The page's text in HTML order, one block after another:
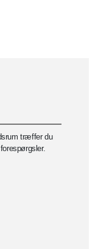
træffer du